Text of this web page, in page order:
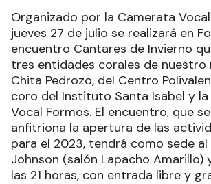
Organizado por la Camerata
jueves 27 de julio se realizará en
encuentro Cantares de Invierno
tres entidades corales de nuestro
Chita Pedrozo, del Centro
coro del Instituto Santa Isabel y
Vocal Formos. El encuentro, que
anfitriona la apertura de las
para el 2023, tendrá como sede
Johnson (salón Lapacho Amarillo)
las 21 horas, con entrada libre y